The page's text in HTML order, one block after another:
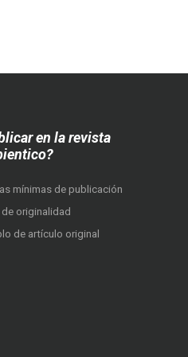
en la revista
mínimas de publicación
de originalidad
de artículo original